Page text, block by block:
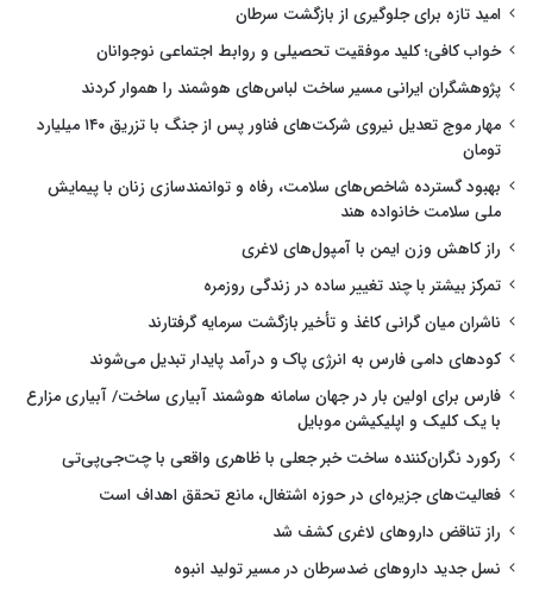
امید تازه برای جلوگیری از بازگشت سرطان
خواب کافی؛ کلید موفقیت تحصیلی و روابط اجتماعی نوجوانان
پژوهشگران ایرانی مسیر ساخت لباس‌های هوشمند را هموار کردند
مهار موج تعدیل نیروی شرکت‌های فناور پس از جنگ با تزریق ۱۴۰ میلیارد
تومان
بهبود گسترده شاخص‌های سلامت، رفاه و توانمندسازی زنان با پیمایش
ملی سلامت خانواده هند
راز کاهش وزن ایمن با آمپول‌های لاغری
تمرکز بیشتر با چند تغییر ساده در زندگی روزمره
ناشران میان گرانی کاغذ و تأخیر بازگشت سرمایه گرفتارند
کودهای دامی فارس به انرژی پاک و درآمد پایدار تبدیل می‌شوند
فارس برای اولین بار در جهان سامانه هوشمند آبیاری ساخت/ آبیاری مزارع
با یک کلیک و اپلیکیشن موبایل
رکورد نگران‌کننده ساخت خبر جعلی با ظاهری واقعی با چت‌جی‌پی‌تی
فعالیت‌های جزیره‌ای در حوزه اشتغال، مانع تحقق اهداف است
راز تناقض داروهای لاغری کشف شد
نسل جدید داروهای ضدسرطان در مسیر تولید انبوه